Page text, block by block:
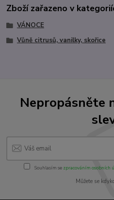
Zboží zařazeno v
VÁNOCE
Vůně citrusů, vanilky, skořice
Nepropásněte
Souhlasím se zpracováním osobních
Můžete se